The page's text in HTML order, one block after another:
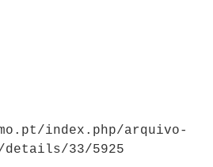
index.php/arquivo-
details/33/5925